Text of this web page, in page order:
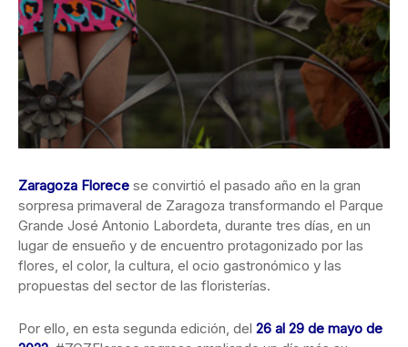
Zaragoza Florece se convirtió el pasado año en la gran
sorpresa primaveral de Zaragoza transformando el Parque
Grande José Antonio Labordeta, durante tres días, en un
lugar de ensueño y de encuentro protagonizado por las
flores, el color, la cultura, el ocio gastronómico y las
propuestas del sector de las floristerías.
Por ello, en esta segunda edición, del 26 al 29 de mayo de